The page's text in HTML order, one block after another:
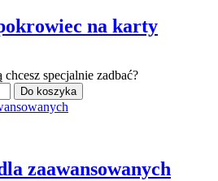
na karty
specjalnie zadbać?
Do koszyka
zaawansowanych